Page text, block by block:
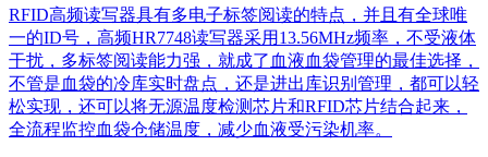
RFID高频读写器具有多电子标签阅读的特点，并且有全球唯
一的ID号，高频HR7748读写器采用13.56MHz频率，不受液体
干扰，多标签阅读能力强，就成了血液血袋管理的最佳选择，
不管是血袋的冷库实时盘点，还是进出库识别管理，都可以轻
松实现，还可以将无源温度检测芯片和RFID芯片结合起来，
全流程监控血袋仓储温度，减少血液受污染机率。